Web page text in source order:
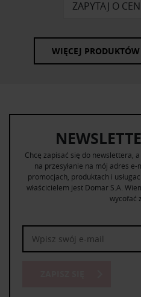
ZAPYTAJ O
WIĘCEJ
Chcę zapisać się do newslettera,
na przesyłanie na mój adres
promocjach, produktach i
właścicielem jest Domar S.A.
wycofać